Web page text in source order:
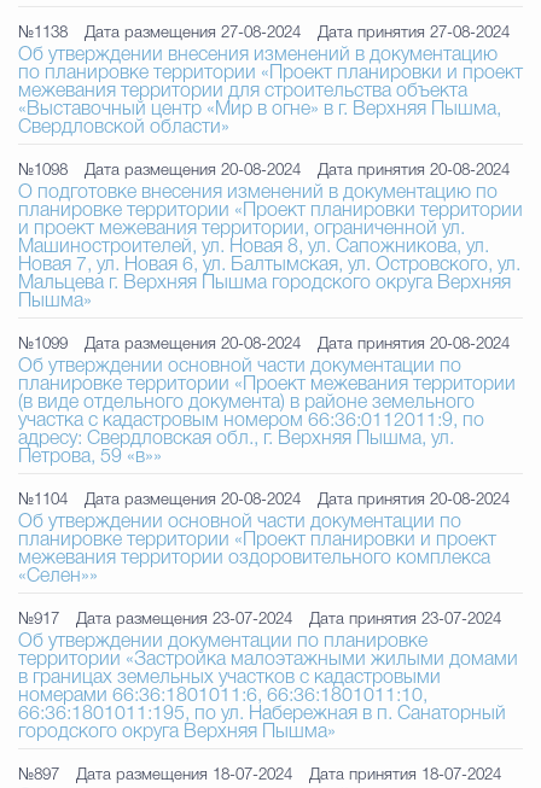
№1138 Дата размещения 27-08-2024 Дата принятия 27-08-2024
Об утверждении внесения изменений в документацию
по планировке территории «Проект планировки и проект
межевания территории для строительства объекта
«Выставочный центр «Мир в огне» в г. Верхняя Пышма,
Свердловской области»
№1098 Дата размещения 20-08-2024 Дата принятия 20-08-2024
О подготовке внесения изменений в документацию по
планировке территории «Проект планировки территории
и проект межевания территории, ограниченной ул.
Машиностроителей, ул. Новая 8, ул. Сапожникова, ул.
Новая 7, ул. Новая 6, ул. Балтымская, ул. Островского, ул.
Мальцева г. Верхняя Пышма городского округа Верхняя
Пышма»
№1099 Дата размещения 20-08-2024 Дата принятия 20-08-2024
Об утверждении основной части документации по
планировке территории «Проект межевания территории
(в виде отдельного документа) в районе земельного
участка с кадастровым номером 66:36:0112011:9, по
адресу: Свердловская обл., г. Верхняя Пышма, ул.
Петрова, 59 «в»»
№1104 Дата размещения 20-08-2024 Дата принятия 20-08-2024
Об утверждении основной части документации по
планировке территории «Проект планировки и проект
межевания территории оздоровительного комплекса
«Селен»»
№917 Дата размещения 23-07-2024 Дата принятия 23-07-2024
Об утверждении документации по планировке
территории «Застройка малоэтажными жилыми домами
в границах земельных участков с кадастровыми
номерами 66:36:1801011:6, 66:36:1801011:10,
66:36:1801011:195, по ул. Набережная в п. Санаторный
городского округа Верхняя Пышма»
№897 Дата размещения 18-07-2024 Дата принятия 18-07-2024